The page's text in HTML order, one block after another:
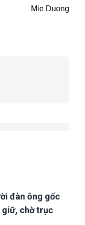
Mie Duong
đàn ông gốc
giữ, chờ trục